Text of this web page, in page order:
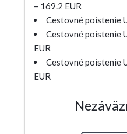
– 169.2 EUR
Cestovné poistenie
Cestovné poistenie
EUR
Cestovné poistenie
EUR